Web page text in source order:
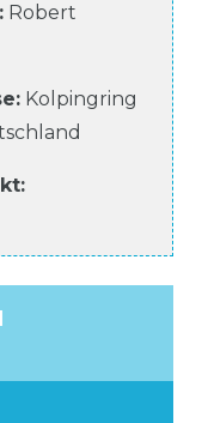
: Robert
Kolpingring